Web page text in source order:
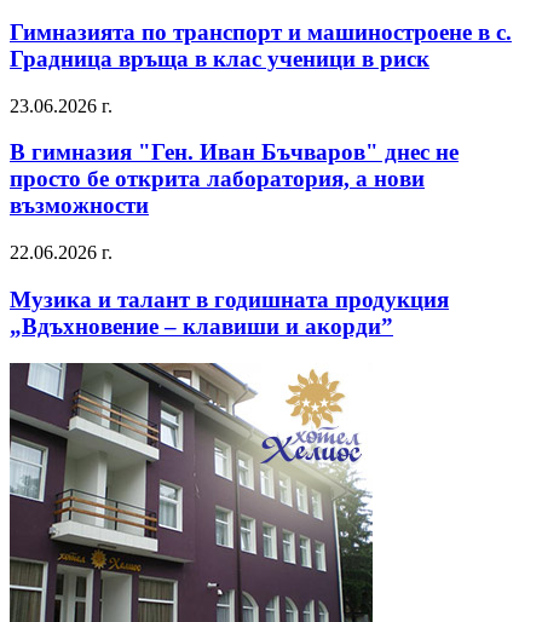
Гимназията по транспорт и машиностроене в с.
Градница връща в клас ученици в риск
23.06.2026 г.
В гимназия "Ген. Иван Бъчваров" днес не
просто бе открита лаборатория, а нови
възможности
22.06.2026 г.
Музика и талант в годишната продукция
„Вдъхновение – клавиши и акорди”